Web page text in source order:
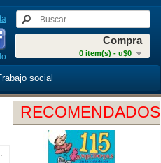
Compra
0 item(s) - u$0
social
RECOMENDADOS